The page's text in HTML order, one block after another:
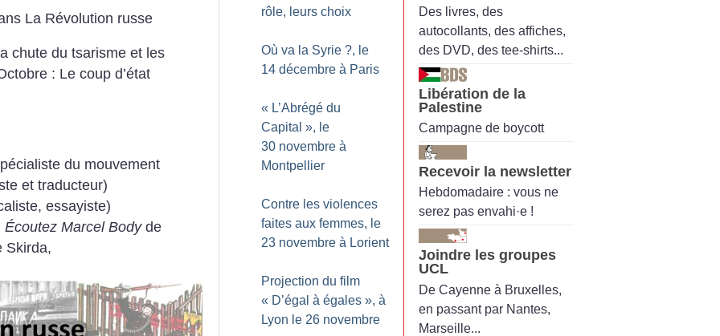
La Révolution russe
chute du tsarisme et les
: Le coup d’état
du mouvement
et traducteur)
essayiste)
Écoutez Marcel Bodyde
Skirda,
rôle, leurs choix
Où va la Syrie ?, le
14 décembre à Paris
« L’Abrégé du
Capital », le
30 novembre à
Montpellier
Contre les violences
faites aux femmes, le
23 novembre à Lorient
Projection du film
« D’égal à égales », à
Lyon le 26 novembre
Des livres, des
autocollants, des affiches,
des DVD, des tee-shirts...
Libération de la
Palestine
Campagne de boycott
Recevoir la newsletter
Hebdomadaire : vous ne
serez pas envahi·e !
Joindre les groupes
UCL
De Cayenne à Bruxelles,
en passant par Nantes,
Marseille...